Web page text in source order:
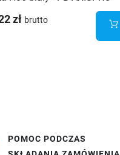
zł brutto
POMOC PODCZAS